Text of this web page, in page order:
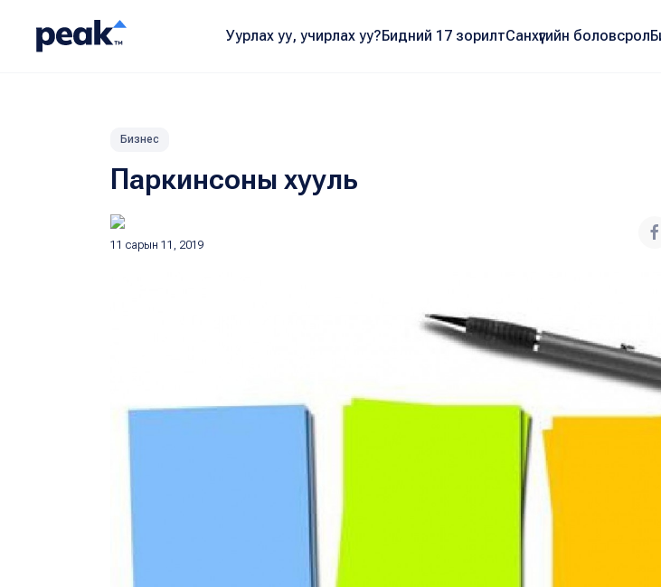
Уурлах уу, учирлах уу?Бидний 17 зорилтСанхүүгийн боловсрол
Бизнес
Паркинсоны хууль
11 сарын 11, 2019